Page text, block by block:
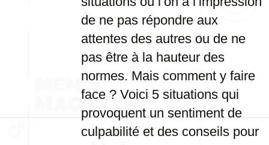
de ne pas répondre aux
attentes des autres ou de ne
pas être à la hauteur des
normes. Mais comment y faire
face ? Voici 5 situations qui
provoquent un sentiment de
culpabilité et des conseils pour